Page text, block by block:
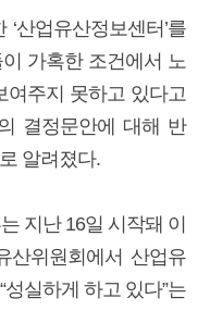
산업유산정보센터’를
가혹한 조건에서 노
주지 못하고 있다고
결정문안에 대해 반
알려졌다.
지난 16일 시작돼 이
산위원회에서 산업유
실하게 하고 있다”는